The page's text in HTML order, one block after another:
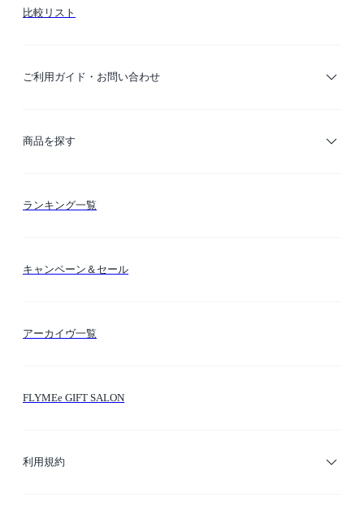
比較リスト
ご利用ガイド・お問い合わせ
ご利用ガイド
商品を探す
カテゴリー検索
ランキング一覧
キャンペーン＆セール
アーカイヴ一覧
FLYMEe GIFT SALON
利用規約